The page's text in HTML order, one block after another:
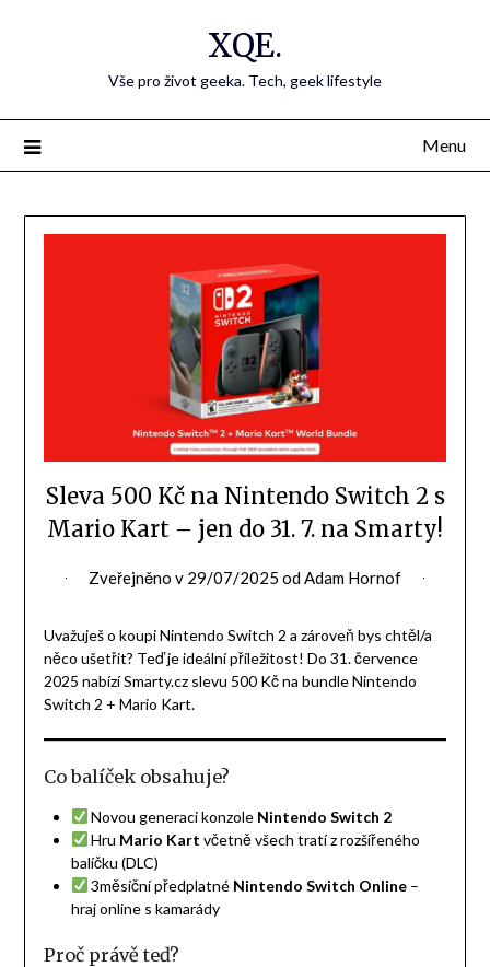
XQE.
Vše pro život geeka. Tech, geek lifestyle
Menu
Sleva 500 Kč na Nintendo Switch 2 s
Mario Kart – jen do 31. 7. na Smarty!
Zveřejněno v 29/07/2025 odAdam Hornof
Uvažuješ o koupi Nintendo Switch 2 a zároveň bys chtěl/a
něco ušetřit? Teď je ideální příležitost! Do 31. července
2025 nabízí Smarty.cz slevu 500 Kč na bundle Nintendo
Switch 2 + Mario Kart.
Co balíček obsahuje?
Novou generaci konzole Nintendo Switch 2
Hru Mario Kart včetně všech tratí z rozšířeného
balíčku (DLC)
3měsíční předplatné Nintendo Switch Online –
hraj online s kamarády
Proč právě teď?